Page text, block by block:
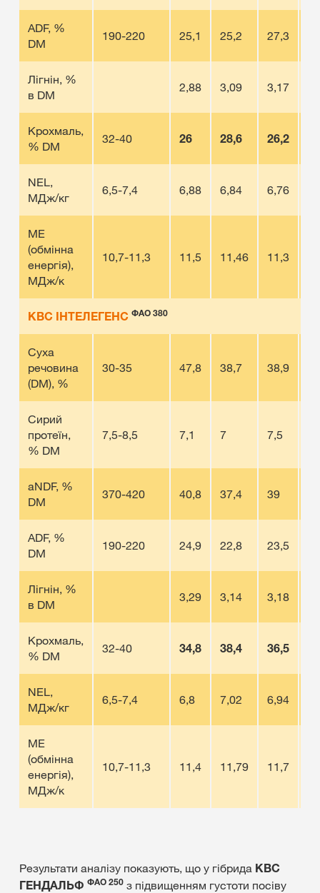
ADF, %
DM
190-220 25,1 25,2 27,3
Лігнін, %
в DM
2,88 3,09 3,17
Крохмаль,
% DM
32-40 26 28,6 26,2
NEL,
МДж/кг
6,5-7,4 6,88 6,84 6,76
МЕ
(обмінна
енергія),
МДж/к
10,7-11,3 11,5 11,46 11,3
КВС ІНТЕЛЕГЕНС ФАО 380
Суха
речовина
(DM), %
30-35 47,8 38,7 38,9
Сирий
протеїн,
% DM
7,5-8,5 7,1 7 7,5
aNDF, %
DM
370-420 40,8 37,4 39
ADF, %
DM
190-220 24,9 22,8 23,5
Лігнін, %
в DM
3,29 3,14 3,18
Крохмаль,
% DM
32-40 34,8 38,4 36,5
NEL,
МДж/кг
6,5-7,4 6,8 7,02 6,94
МЕ
(обмінна
енергія),
МДж/к
10,7-11,3 11,4 11,79 11,7
Результати аналізу показують, що у гібрида КВС
ГЕНДАЛЬФ ФАО 250 з підвищенням густоти посіву